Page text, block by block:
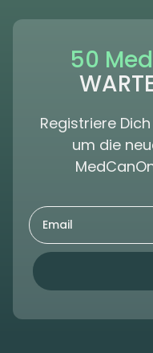
50
Registriere
um die